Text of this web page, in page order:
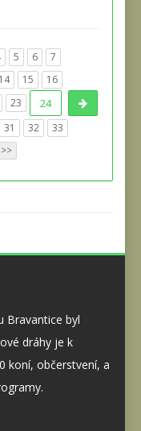
5 6
7
14 15
16
23 24
31 32
33
Bravantice byl
dráhy je k
koní, občerstvení, a